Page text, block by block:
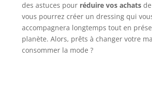
des astuces pour réduire vos achatsde
vous pourrez créer un dressing qui
accompagnera longtemps tout en
planète. Alors, prêts à changer votre
consommer la mode ?